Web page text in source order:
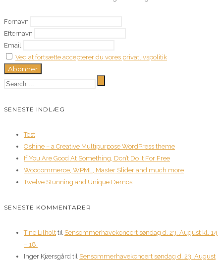
Fornavn
Efternavn
Email
Ved at fortsætte accepterer du vores privatlivspolitik
SENESTE INDLÆG
Test
Oshine – a Creative Multipurpose WordPress theme
If You Are Good At Something, Don’t Do It For Free
Woocommerce, WPML, Master Slider and much more
Twelve Stunning and Unique Demos
SENESTE KOMMENTARER
Tine Lilholt til Sensommerhavekoncert søndag d. 23. August kl. 14
– 18.
Inger Kjærsgård til Sensommerhavekoncert søndag d. 23. August